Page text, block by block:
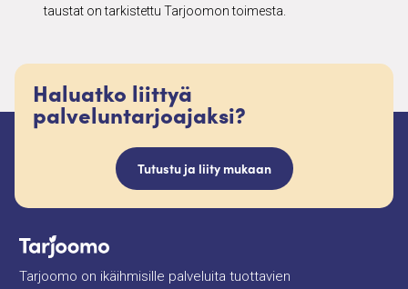
taustat on tarkistettu Tarjoomon toimesta.
Haluatko liittyä
palveluntarjoajaksi?
Tutustu ja liity mukaan
Tarjoomo on ikäihmisille palveluita tuottavien